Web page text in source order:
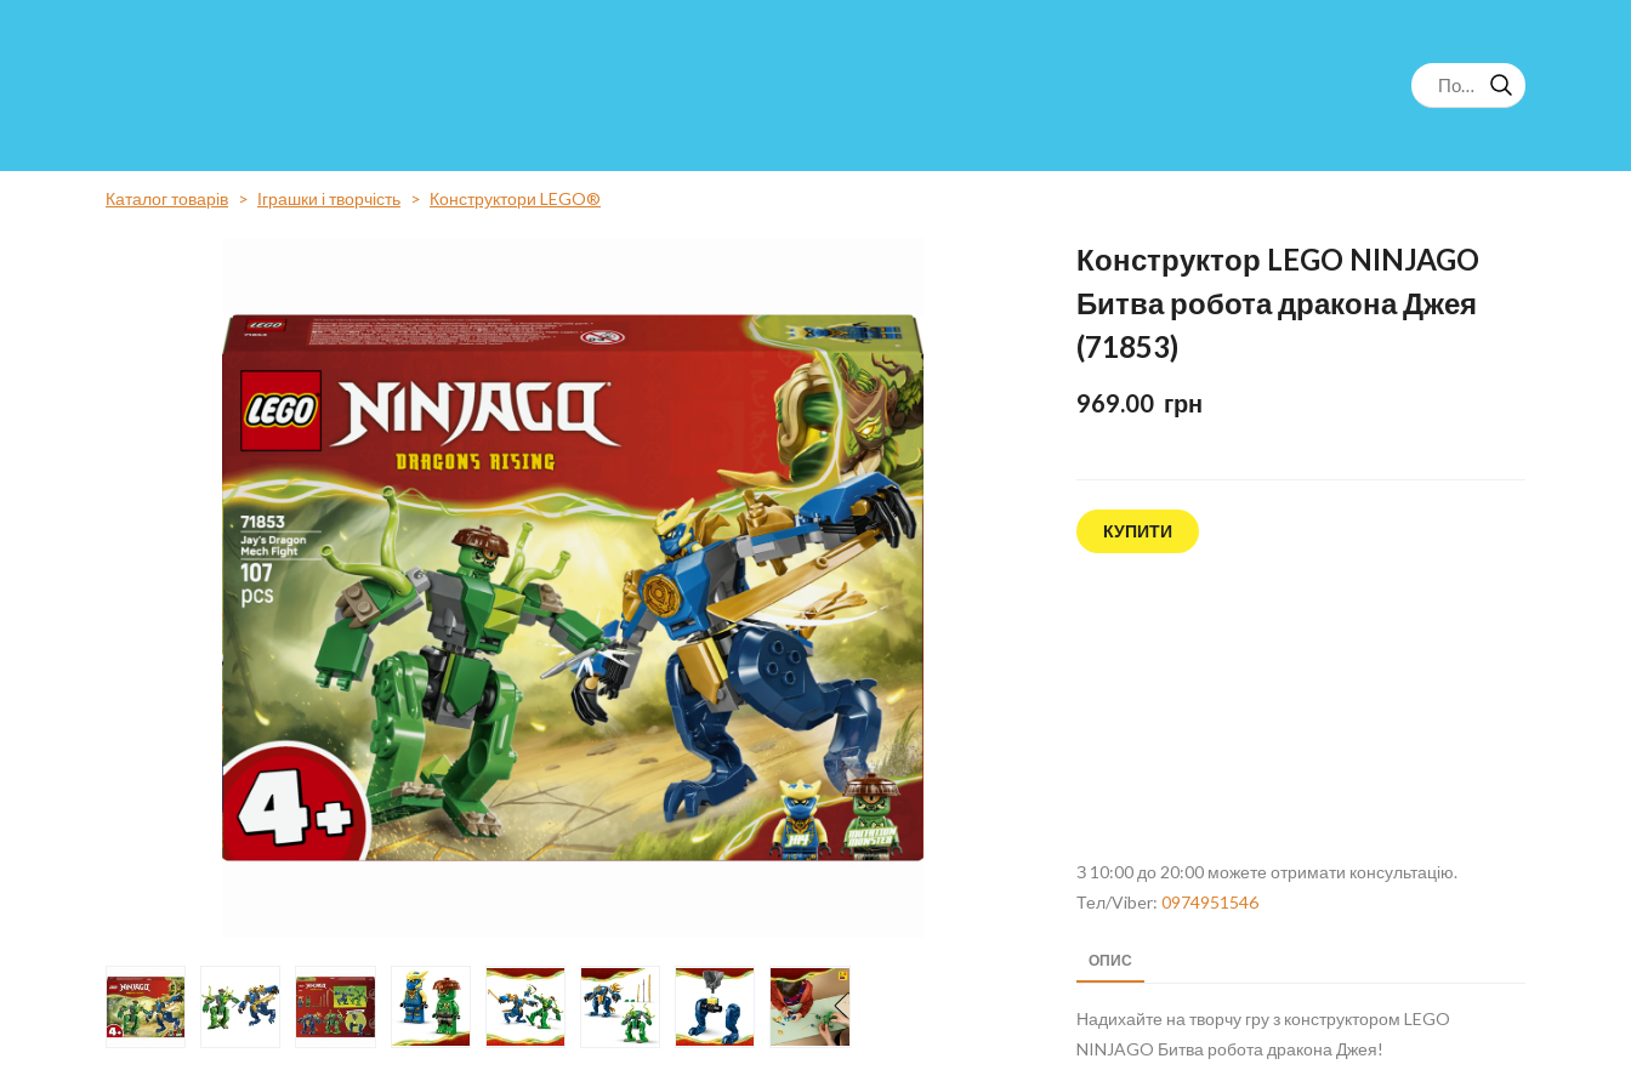
Каталог товарів Іграшки і творчість Конструктори LEGO®
Конструктор LEGO NINJAGO
Битва робота дракона Джея
(71853)
969.00  грн
КУПИТИ
З 10:00 до 20:00 можете отримати консультацію.
Тел/Viber: 0974951546
ОПИС
Надихайте на творчу гру з конструктором LEGO
NINJAGO Битва робота дракона Джея!